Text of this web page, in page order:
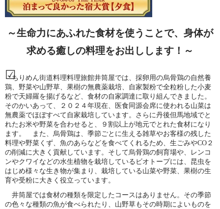
～生命力にあふれた食材を使うことで、 身体が
求める癒しの料理をお出しします！～
ちりめん街道料理料理旅館井筒屋では、採卵用の烏骨鶏の自然養
鶏、野菜や山野草、果樹の無農薬栽培、自家製粉で全粒粉した小麦
粉で天婦羅を揚げるなど、食材の自家調達に取り組んできました。
そのかいあって、２０２４年現在、医食同源会席に使われる山菜は
無農薬でほぼすべて自家栽培しています。さらに丹後但馬地域でと
れたお米や野菜を合わせると、９割以上が地元でとれた食材になり
ます。 また、烏骨鶏は、季節ごとに生える雑草やお客様の残した
料理や野菜くず、魚のあらなどを食べてくれるため、生ごみやCO２
の削減に大きく貢献しています。そして烏骨鶏の飼育場や、レンコ
ンやクワイなどの水生植物を栽培しているビオトープには、昆虫を
はじめ様々な生き物が集まり、栽培している山菜や野菜、果樹の生
育や受粉に大きく役立っています。
井筒屋では食材の種類を限定したコースはありません。その季節
の色々な種類の魚が食べられたり、山野草もその時期によいものを